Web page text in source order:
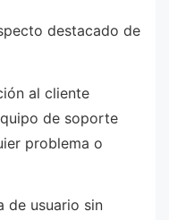
destacado de
al cliente
de soporte
problema o
de usuario sin